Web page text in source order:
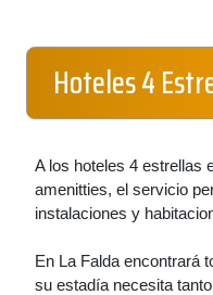
Hoteles 4
A los hoteles 4 estrellas
amenitties, el servicio
instalaciones y
En La Falda encontrará
su estadía necesita